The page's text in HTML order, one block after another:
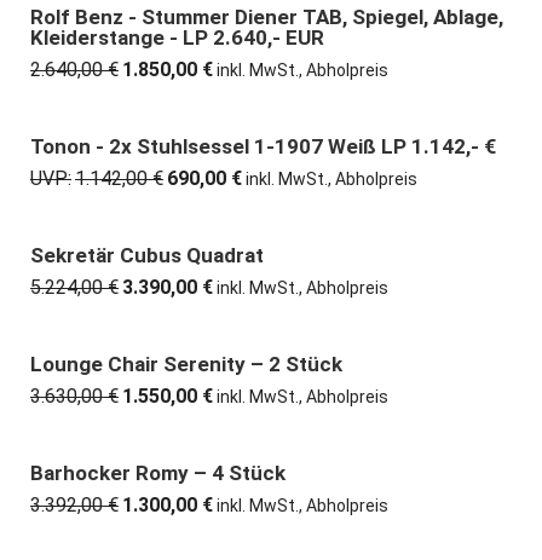
1.900,00 €
1.330,00 €.
30% günstiger
Rolf Benz - Stummer Diener TAB, Spiegel, Ablage,
Kleiderstange - LP 2.640,- EUR
2.640,00€ Ursprünglicher
2.640,00 €
1.850,00 €Aktueller
1.850,00 €.
inkl. MwSt., Abholpreis
40% günstiger
Tonon - 2x Stuhlsessel 1-1907 Weiß LP 1.142,- €
UVP:1.142,00€ Ursprünglicher
1.142,00 €
690,00 €Aktueller
690,00 €.
inkl. MwSt., Abholpreis
35% günstiger
Sekretär Cubus Quadrat
5.224,00€ Ursprünglicher
5.224,00 €
3.390,00 €Aktueller
3.390,00 €.
inkl. MwSt., Abholpreis
57% günstiger
Lounge Chair Serenity – 2 Stück
3.630,00€ Ursprünglicher
3.630,00 €
1.550,00 €Aktueller
1.550,00 €.
inkl. MwSt., Abholpreis
62% günstiger
Barhocker Romy – 4 Stück
3.392,00€ Ursprünglicher
1.300,00 €Aktueller
inkl. MwSt., Abholpreis